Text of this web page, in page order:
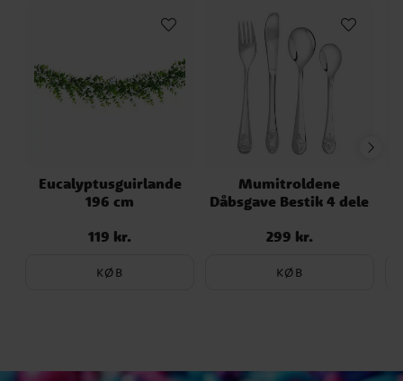
Eucalyptusguirlande
196 cm
Pris:119 kr.
119 kr.
KØB
Mumitroldene
Dåbsgave Bestik 4 dele
Pris:299 kr.
299 kr.
KØB